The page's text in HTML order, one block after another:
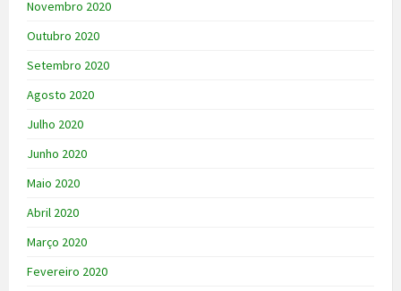
Novembro 2020
Outubro 2020
Setembro 2020
Agosto 2020
Julho 2020
Junho 2020
Maio 2020
Abril 2020
Março 2020
Fevereiro 2020